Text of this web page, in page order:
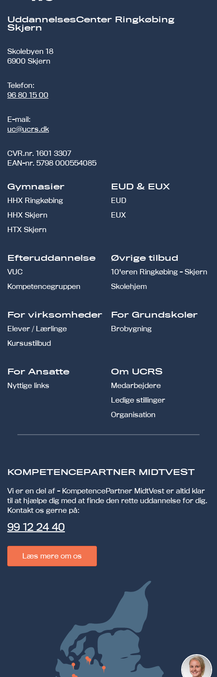
UddannelsesCenter Ringkøbing
Skjern
Skolebyen 18
6900 Skjern
Telefon:
96 80 15 00
E-mail:
uc@ucrs.dk
CVR.nr. 1601 3307
EAN-nr. 5798 000554085
Gymnasier
HHX Ringkøbing
HHX Skjern
HTX Skjern
EUD & EUX
EUD
EUX
Efteruddannelse
VUC
Kompetencegruppen
Øvrige tilbud
10'eren Ringkøbing - Skjern
Skolehjem
For virksomheder
Elever / Lærlinge
Kursustilbud
For Grundskoler
Brobygning
For Ansatte
Nyttige links
Om UCRS
Medarbejdere
Ledige stillinger
Organisation
KOMPETENCEPARTNER MIDTVEST
Vi er en del af - KompetencePartner MidtVest er altid klar
til at hjælpe dig med at finde den rette uddannelse for dig.
Kontakt os gerne på:
99 12 24 40
Læs mere om os